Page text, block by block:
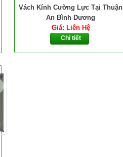
Vách Kính Cường Lực Tại Thuận
An Bình Dương
Giá: Liên Hệ
Chi tiết